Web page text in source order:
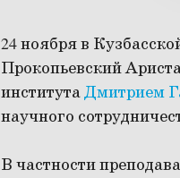
24 ноября в
Прокопьевский
институтаДмитрием
научного
В частности